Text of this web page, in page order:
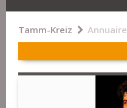
Tamm-Kreiz Annuaire